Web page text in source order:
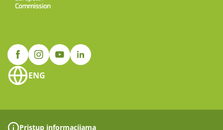
ENG
Pristup informacijama